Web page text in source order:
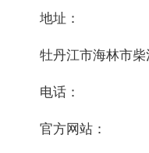
地址：
牡丹江市海林市
电话：
官方网站：